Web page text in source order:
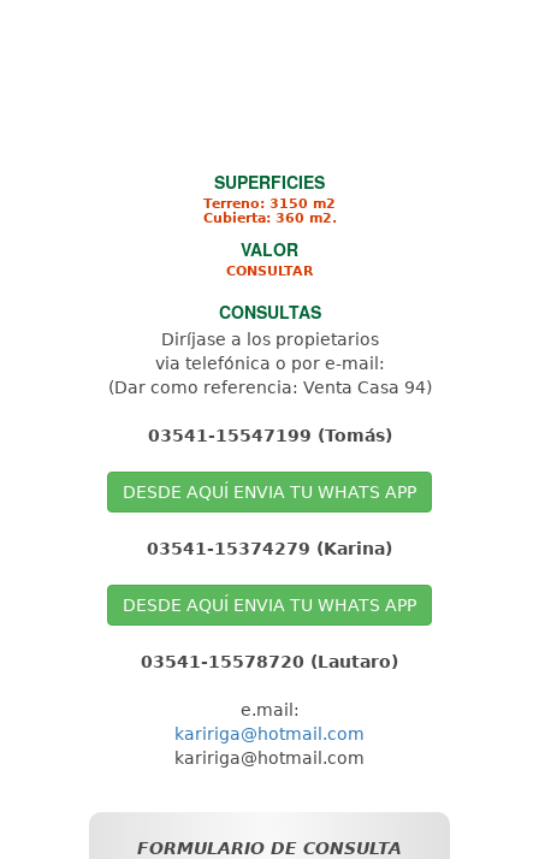
SUPERFICIES
Terreno: 3150 m2
Cubierta: 360 m2.
VALOR
CONSULTAR
CONSULTAS
Diríjase a los propietarios
via telefónica o por e-mail:
(Dar como referencia: Venta Casa 94)
03541-15547199 (Tomás)
DESDE AQUÍ ENVIA TU WHATS APP
03541-15374279 (Karina)
DESDE AQUÍ ENVIA TU WHATS APP
03541-15578720 (Lautaro)
e.mail:
kaririga@hotmail.com
kaririga@hotmail.com
FORMULARIO DE CONSULTA